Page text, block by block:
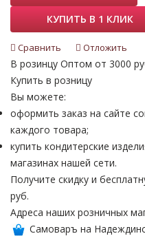
КУПИТЬ В 1 КЛИК
Сравнить Отложить
В розинцу Оптом от 3000
Купить в розницу
Вы можете:
оформить заказ на сайте
каждого товара;
купить кондитерские
магазинах нашей сети.
Получите скидку и
руб.
Адреса наших розничных
Самоваръ на